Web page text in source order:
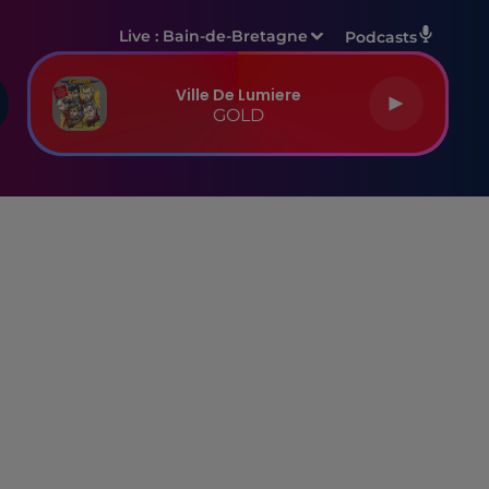
Live : Bain-de-Bretagne Podcasts
Ville De Lumiere
GOLD